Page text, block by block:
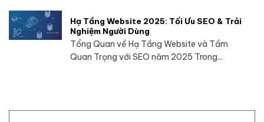
Hạ Tầng Website 2025: Tối Ưu SEO & Trải
Nghiệm Người Dùng
Tổng Quan về Hạ Tầng Website và Tầm
Quan Trọng với SEO năm 2025 Trong...